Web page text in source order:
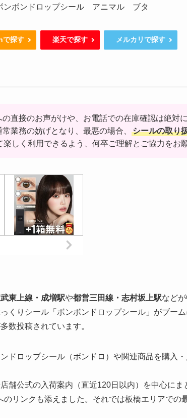
ンボンドロップシール アニマル ブタ
で探す 楽天で探す メルカリで探す
直接のお声がけや、お電話での在庫確認は絶対
業務の妨げとなり、最悪の場合、
シールの取り
しく利用できるよう、何卒ご理解とご協力をお
東上線・成増駅や都営三田線・志村坂上駅など
くりシール「ボンボンドロップシール」がブー
数投稿されています。
ドロップシール（ボンドロ）や関連商品を購入
舗公式の入荷案内（直近120日以内）を中心にま
のリンクも添えました。それでは板橋エリアでの